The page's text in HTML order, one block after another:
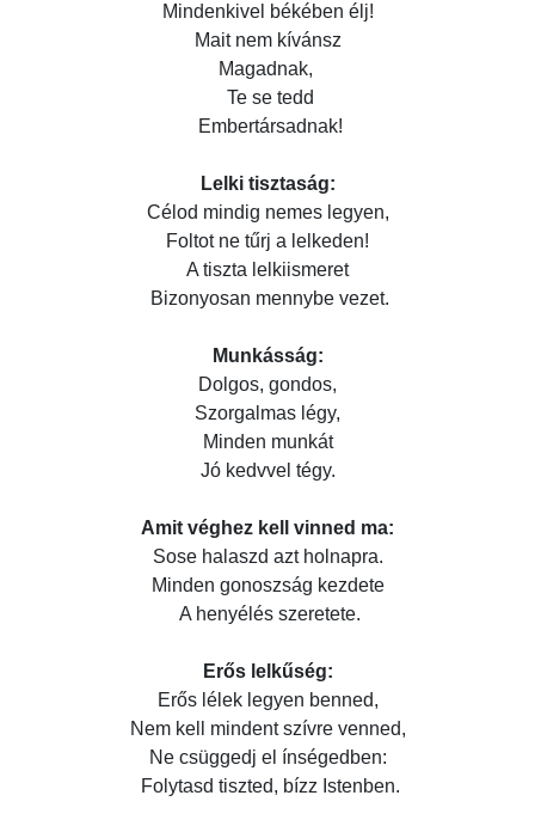
Mindenkivel békében élj!
Mait nem kívánsz
Magadnak,
Te se tedd
Embertársadnak!
Lelki tisztaság:
Célod mindig nemes legyen,
Foltot ne tűrj a lelkeden!
A tiszta lelkiismeret
Bizonyosan mennybe vezet.
Munkásság:
Dolgos, gondos,
Szorgalmas légy,
Minden munkát
Jó kedvvel tégy.
Amit véghez kell vinned ma:
Sose halaszd azt holnapra.
Minden gonoszság kezdete
A henyélés szeretete.
Erős lelkűség:
Erős lélek legyen benned,
Nem kell mindent szívre venned,
Ne csüggedj el ínségedben:
Folytasd tiszted, bízz Istenben.